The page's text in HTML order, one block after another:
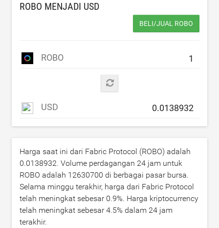
ROBO MENJADI USD
BELI/JUAL ROBO
ROBO
USD
Harga saat ini dari Fabric Protocol (ROBO) adalah
0.0138932. Volume perdagangan 24 jam untuk
ROBO adalah 12630700 di berbagai pasar bursa.
Selama minggu terakhir, harga dari Fabric Protocol
telah meningkat sebesar 0.9%. Harga kriptocurrency
telah meningkat sebesar4.5% dalam 24 jam
terakhir.